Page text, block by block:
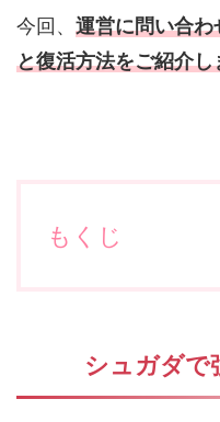
今回、 運営に問い合
と復活方法をご紹介し
もくじ
シュガダで